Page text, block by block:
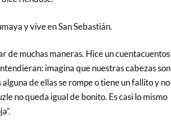
y vive en San Sebastián.
de muchas maneras. Hice un cuentacuentos
imagina que nuestras cabezas son
de ellas se rompe o tiene un fallito y no
no queda igual de bonito. Es casi lo mismo